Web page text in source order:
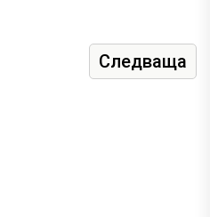
Следваща